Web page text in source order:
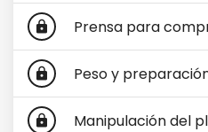
lock Prensa para
lock Peso y
lock Manipulación del